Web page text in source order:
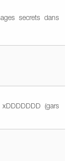
secrets dans
(gars